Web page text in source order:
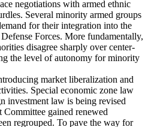
negotiations with armed ethnic
Several minority armed groups
for their integration into the
Forces. More fundamentally,
disagree sharply over center-
the level of autonomy for minority
market liberalization and
Special economic zone law
investment law is being revised
gained renewed
regrouped. To pave the way for